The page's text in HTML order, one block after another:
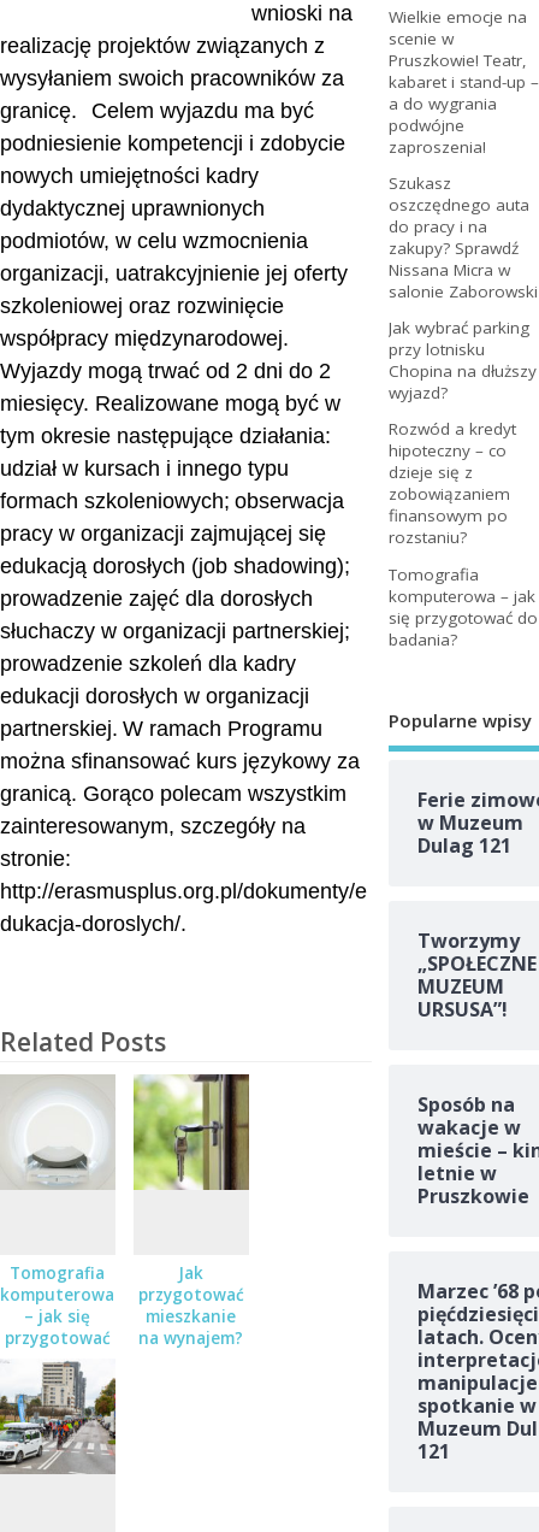
wnioski na
realizację projektów związanych z
wysyłaniem swoich pracowników za
granicę.
Celem wyjazdu ma być
podniesienie kompetencji i zdobycie
nowych umiejętności kadry
dydaktycznej uprawnionych
podmiotów, w celu wzmocnienia
organizacji, uatrakcyjnienie jej oferty
szkoleniowej oraz rozwinięcie
współpracy międzynarodowej.
Wyjazdy mogą trwać od 2 dni do 2
miesięcy. Realizowane mogą być w
tym okresie następujące działania:
udział w kursach i innego typu
formach szkoleniowych; obserwacja
pracy w organizacji zajmującej się
edukacją dorosłych (job shadowing);
prowadzenie zajęć dla dorosłych
słuchaczy w organizacji partnerskiej;
prowadzenie szkoleń dla kadry
edukacji dorosłych w organizacji
partnerskiej. W ramach Programu
można sfinansować kurs językowy za
granicą. Gorąco polecam wszystkim
zainteresowanym, szczegóły na
stronie:
http://erasmusplus.org.pl/dokumenty/e
dukacja-doroslych/.
Related Posts
Tomografia
komputerowa
– jak się
przygotować
do badania?
Jak
przygotować
mieszkanie
na wynajem?
Wielkie emocje na
scenie w
Pruszkowie! Teatr,
kabaret i stand-up –
a do wygrania
podwójne
zaproszenia!
Szukasz
oszczędnego auta
do pracy i na
zakupy? Sprawdź
Nissana Micra w
salonie Zaborowski
Jak wybrać parking
przy lotnisku
Chopina na dłuższy
wyjazd?
Rozwód a kredyt
hipoteczny – co
dzieje się z
zobowiązaniem
finansowym po
rozstaniu?
Tomografia
komputerowa – jak
się przygotować do
badania?
Popularne wpisy
Ferie
w Muzeum
Dulag 121
Tworzymy
„SPOŁECZNE
MUZEUM
URSUSA”!
Sposób na
wakacje w
mieście –
letnie w
Pruszkowie
Marzec ’68
latach.
spotkanie w
Muzeum
121